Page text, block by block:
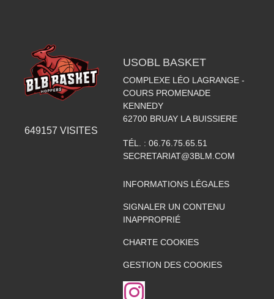
649157 VISITES
USOBL BASKET
COMPLEXE LÉO LAGRANGE -
COURS PROMENADE
KENNEDY
62700 BRUAY LA BUISSIERE
TÉL. : 06.76.75.65.51
SECRETARIAT@3BLM.COM
INFORMATIONS LÉGALES
SIGNALER UN CONTENU
INAPPROPRIÉ
CHARTE COOKIES
GESTION DES COOKIES